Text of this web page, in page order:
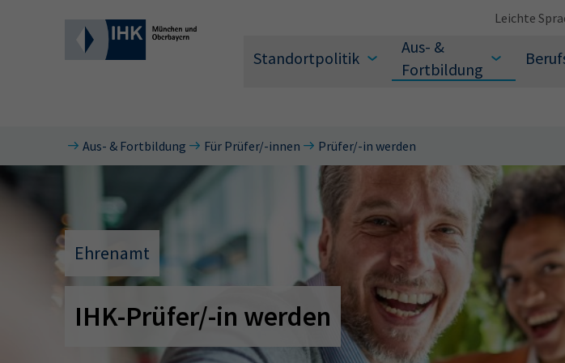
Standortpolitik
Aus- &
Fortbildung
Leichte
Wonach suchen Sie?
Hier können Sie auch aus den
Aus- & Fortbildung Für Prüfer/-innen Prüfer/-in werden
Ehrenamt
IHK-Prüfer/-in werden